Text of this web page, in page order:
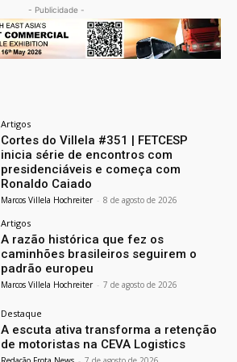
- Publicidade -
Artigos
Cortes do Villela #351 | FETCESP
inicia série de encontros com
presidenciáveis e começa com
Ronaldo Caiado
Marcos Villela Hochreiter - 8 de agosto de 2026
Artigos
A razão histórica que fez os
caminhões brasileiros seguirem o
padrão europeu
Marcos Villela Hochreiter - 7 de agosto de 2026
Destaque
A escuta ativa transforma a retenção
de motoristas na CEVA Logistics